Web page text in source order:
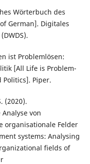
Wörterbuch des
German]. Digitales
ist Problemlösen:
[All Life is Problem-
Politics]. Piper.
(2020).
von
organisationale Felder
systems: Analysing
fields of